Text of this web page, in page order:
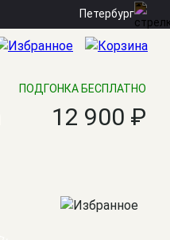
Петербург
ПОДГОНКА БЕСПЛАТНО
12 900 ₽